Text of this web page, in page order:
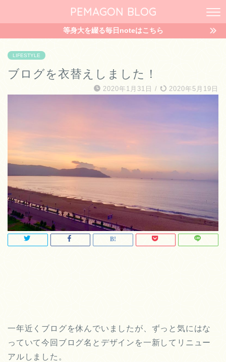
PEMAGON BLOG
等身大を綴る毎日noteはこちら
LIFESTYLE
ブログを衣替えしました！
2020年1月31日 / 2020年5月19日
一年近くブログを休んでいましたが、ずっと気にはな
っていて今回ブログ名とデザインを一新してリニュー
アルしました。